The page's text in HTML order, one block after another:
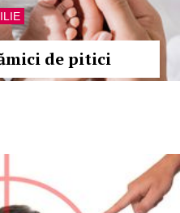
de pitici